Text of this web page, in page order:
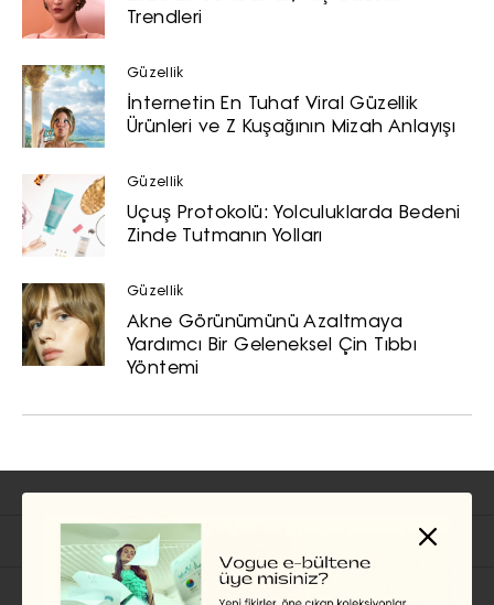
yoluyla tarafıma yapılmasına onay
soyad ve e-posta adresi verilerimin
işlenmesine açık rıza veriyorum.
Trendleri
Güzellik
İnternetin En Tuhaf Viral Güzellik
Ürünleri ve Z Kuşağının Mizah Anlayışı
Güzellik
Uçuş Protokolü: Yolculuklarda Bedeni
Zinde Tutmanın Yolları
Güzellik
Akne Görünümünü Azaltmaya
Yardımcı Bir Geleneksel Çin Tıbbı
Yöntemi
İlgili Başlıklar